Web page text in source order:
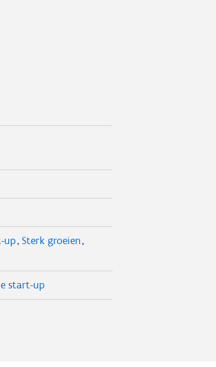
up Sterk groeien
start-up